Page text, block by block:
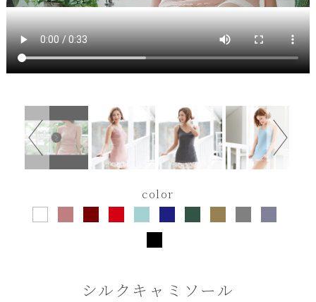
color
シルクキャミソール